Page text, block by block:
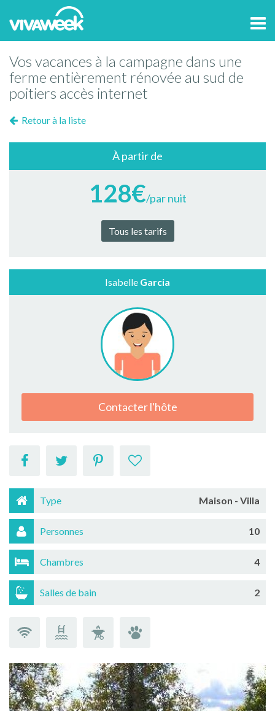
Vos vacances à la campagne dans une
ferme entièrement rénovée au sud de
poitiers accès internet
Retour à la liste
À partir de
128€/par nuit
Tous les tarifs
Isabelle Garcia
Contacter l'hôte
Type Maison - Villa
Personnes 10
Chambres 4
Salles de bain 2